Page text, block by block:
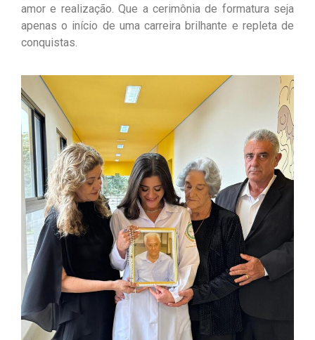
amor e realização. Que a cerimônia de formatura seja
apenas o início de uma carreira brilhante e repleta de
conquistas.